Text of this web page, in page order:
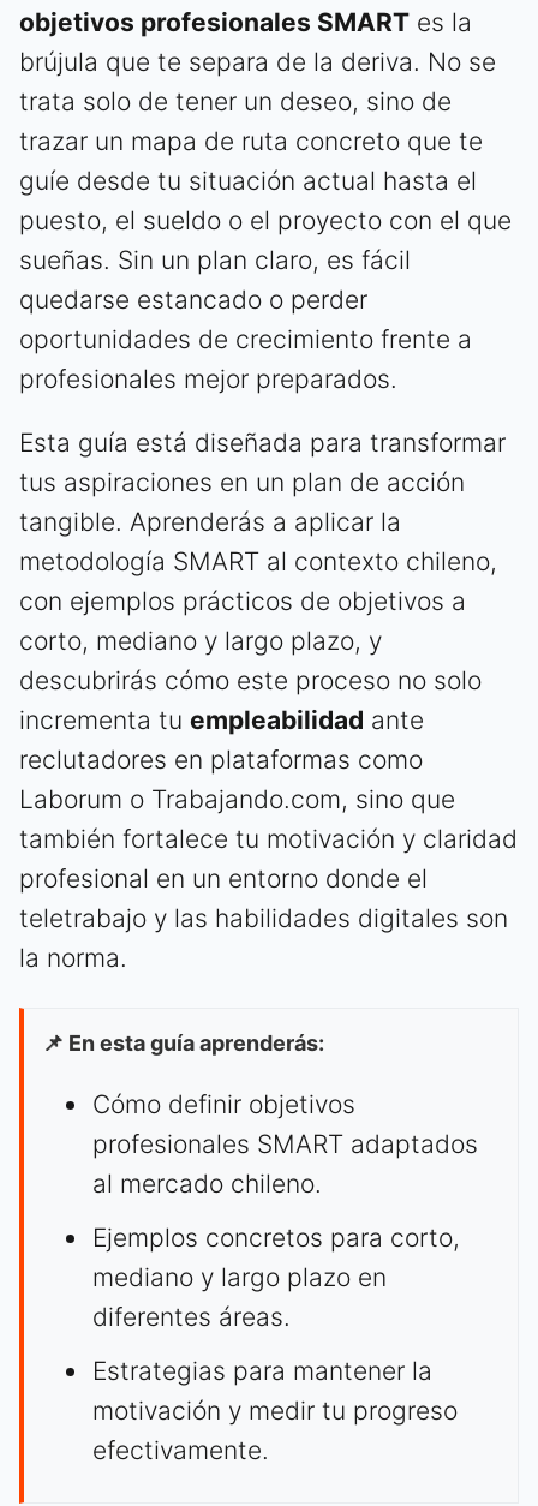
objetivos profesionales SMART es la
brújula que te separa de la deriva. No se
trata solo de tener un deseo, sino de
trazar un mapa de ruta concreto que te
guíe desde tu situación actual hasta el
puesto, el sueldo o el proyecto con el que
sueñas. Sin un plan claro, es fácil
quedarse estancado o perder
oportunidades de crecimiento frente a
profesionales mejor preparados.
Esta guía está diseñada para transformar
tus aspiraciones en un plan de acción
tangible. Aprenderás a aplicar la
metodología SMART al contexto chileno,
con ejemplos prácticos de objetivos a
corto, mediano y largo plazo, y
descubrirás cómo este proceso no solo
incrementa tu empleabilidad ante
reclutadores en plataformas como
Laborum o Trabajando.com, sino que
también fortalece tu motivación y claridad
profesional en un entorno donde el
teletrabajo y las habilidades digitales son
la norma.
📌 En esta guía aprenderás:
Cómo definir objetivos
profesionales SMART adaptados
al mercado chileno.
Ejemplos concretos para corto,
mediano y largo plazo en
diferentes áreas.
Estrategias para mantener la
motivación y medir tu progreso
efectivamente.